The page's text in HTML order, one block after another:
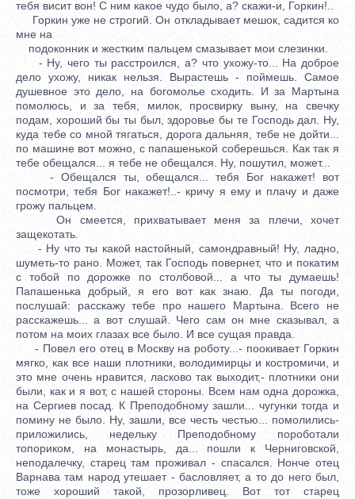
тебя висит вон! С ним какое чудо было, а? скажи-и, Горкин!..
Горкин уже не строгий. Он откладывает мешок, садится ко
мне на
подоконник и жестким пальцем смазывает мои слезинки.
- Ну, чего ты расстроился, а? что ухожу-то... На доброе
дело ухожу, никак нельзя. Вырастешь - поймешь. Самое
душевное это дело, на богомолье сходить. И за Мартына
помолюсь, и за тебя, милок, просвирку выну, на свечку
подам, хороший бы ты был, здоровье бы те Господь дал. Ну,
куда тебе со мной тягаться, дорога дальняя, тебе не дойти...
по машине вот можно, с папашенькой соберешься. Как так я
тебе обещался... я тебе не обещался. Ну, пошутил, может...
- Обещался ты, обещался... тебя Бог накажет! вот
посмотри, тебя Бог накажет!..- кричу я ему и плачу и даже
грожу пальцем.
Он смеется, прихватывает меня за плечи, хочет
защекотать.
- Ну что ты какой настойный, самондравный! Ну, ладно,
шуметь-то рано. Может, так Господь повернет, что и покатим
с тобой по дорожке по столбовой... а что ты думаешь!
Папашенька добрый, я его вот как знаю. Да ты погоди,
послушай: расскажу тебе про нашего Мартына. Всего не
расскажешь... а вот слушай. Чего сам он мне сказывал, а
потом на моих глазах все было. И все сущая правда.
- Повел его отец в Москву на роботу...- поокивает Горкин
мягко, как все наши плотники, володимирцы и костромичи, и
это мне очень нравится, ласково так выходит,- плотники они
были, как и я вот, с нашей стороны. Всем нам одна дорожка,
на Сергиев посад. К Преподобному зашли... чугунки тогда и
помину не было. Ну, зашли, все честь честью... помолились-
приложились, недельку Преподобному пороботали
топориком, на монастырь, да... пошли к Черниговской,
неподалечку, старец там проживал - спасался. Нонче отец
Варнава там народ утешает - басловляет, а то до него был,
тоже хороший такой, прозорливец. Вот тот старец